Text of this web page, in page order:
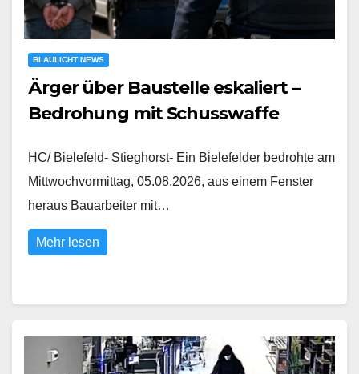
BLAULICHT NEWS
Ärger über Baustelle eskaliert –
Bedrohung mit Schusswaffe
HC/ Bielefeld- Stieghorst- Ein Bielefelder bedrohte am
Mittwochvormittag, 05.08.2026, aus einem Fenster
heraus Bauarbeiter mit…
Mehr lesen